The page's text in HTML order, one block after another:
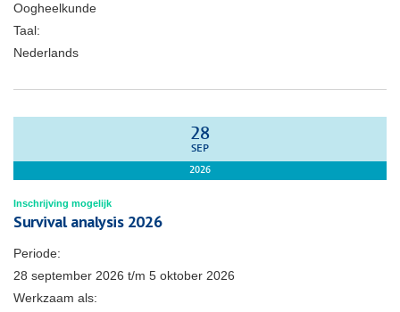
Oogheelkunde
Taal:
Nederlands
28
SEP
2026
Inschrijving mogelijk
Survival analysis 2026
Periode:
28 september 2026 t/m 5 oktober 2026
Werkzaam als: